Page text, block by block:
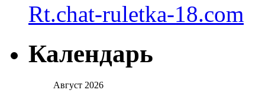
Rt.chat-ruletka-18.com
Календарь
Август 2026